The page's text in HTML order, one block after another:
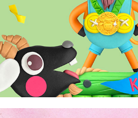
Al Estrella